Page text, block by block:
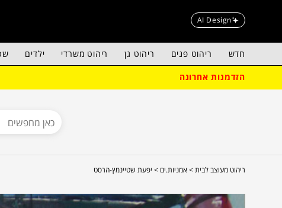
AI Design
חדש ריהוט פנים ריהוט גן ריהוט משרדי ילדים
הזדמנות אחרונה
ריהוט מעוצב לבית >אמניות.ים > יפעת שטיינמץ-הרסט